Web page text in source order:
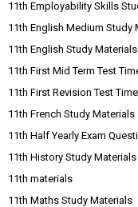
11th Employability Skills
11th English Medium Study
11th English Study Materials
11th First Mid Term Test
11th First Revision Test
11th French Study Materials
11th Half Yearly Exam
11th History Study Materials
11th materials
11th Maths Study Materials